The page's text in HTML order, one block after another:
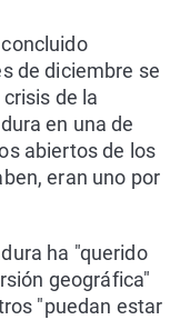
de diciembre se
de la
en una de
abiertos de los
eran uno por
ha "querido
geográfica"
"puedan estar